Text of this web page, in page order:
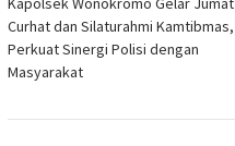
pos
Curhat dan Silaturahmi Kamtibmas,
Perkuat Sinergi Polisi dengan
Masyarakat